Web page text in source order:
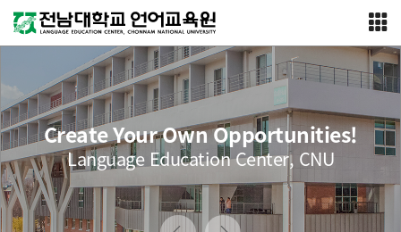
Create Your Own Opportunities!
Language Education Center, CNU